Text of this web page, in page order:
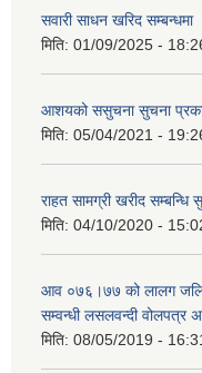
सवारी साधन खरिद सम्बन्धमा
मिति: 01/09/2025 -
आशयको ससुचना सुचना
मिति: 05/04/2021 -
राहत सामग्री खरीद सम्बन्धि
मिति: 04/10/2020 -
आव ०७६।७७ को लालग
सम्वन्धी लसलवन्दी वोलपत्र
मिति: 08/05/2019 -